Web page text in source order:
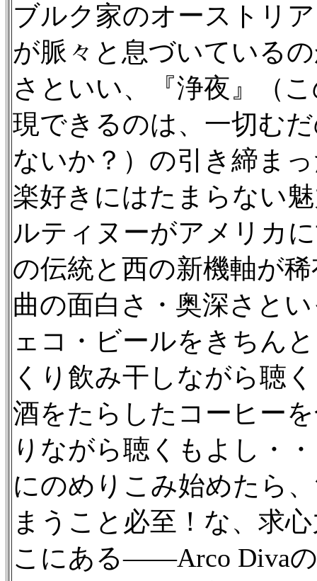
ブルク家のオーストリ
が脈々と息づいている
さといい、『浄夜』（
現できるのは、一切む
ないか？）の引き締ま
楽好きにはたまらない
ルティヌーがアメリカ
の伝統と西の新機軸が
曲の面白さ・奥深さと
ェコ・ビールをきちん
くり飲み干しながら聴
酒をたらしたコーヒー
りながら聴くもよし・
にのめりこみ始めたら
まうこと必至！な、求
こにある——Arco Diva